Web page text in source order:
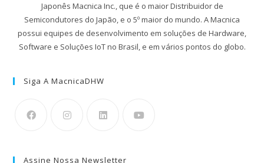
Japonês Macnica Inc., que é o maior Distribuidor de
Semicondutores do Japão, e o 5º maior do mundo. A Macnica
possui equipes de desenvolvimento em soluções de Hardware,
Software e Soluções IoT no Brasil, e em vários pontos do globo.
Siga A MacnicaDHW
Assine Nossa Newsletter